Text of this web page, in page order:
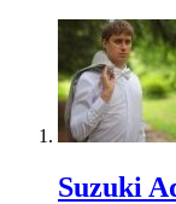
Suzuki